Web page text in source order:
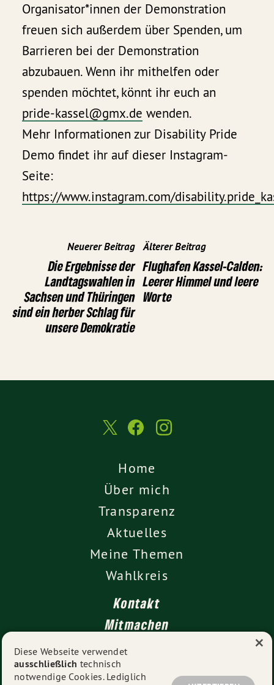
Organisator*innen der Demonstration
freuen sich außerdem über Spenden, um
Barrieren bei der Demonstration
abzubauen. Wenn ihr mithelfen oder
spenden möchtet, könnt ihr euch an
pride-kassel@gmx.de wenden.
Mehr Informationen zur Disability Pride
Demo findet ihr auf dieser Instagram-
Seite:
https://www.instagram.com/
Neuerer Beitrag
Die Ergebnisse der
Landtagswahlen in
Sachsen und Thüringen
sind ein herber Schlag für
unsere Demokratie
Älterer Beitrag
Flughafen Kassel-Calden:
Leerer Himmel und leere
Worte
Home
Über mich
Transparenz
Aktuelles
Meine Themen
Wahlkreis
Kontakt
Mitmachen
Impressum
Datenschutz
Diese Webseite verwendet
ausschließlich technisch
notwendige Cookies. Lediglich
×